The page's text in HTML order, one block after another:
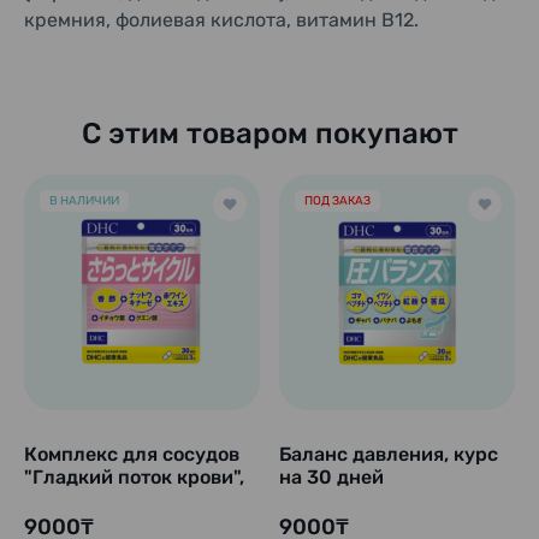
кремния, фолиевая кислота, витамин B12.
С этим товаром покупают
В НАЛИЧИИ
Комплекс для сосудов
"Гладкий поток крови",
9000₸
ПОД ЗАКАЗ
Баланс давления, курс
на 30 дней
9000₸